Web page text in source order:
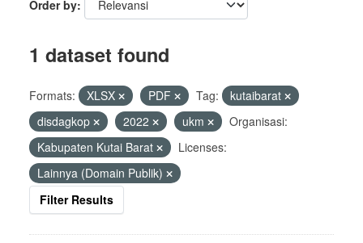
Order by
1 dataset found
Formats: XLSX PDF Tag:
kutaibarat
disdagkop
2022 ukm
Organisasi:
Kabupaten Kutai Barat
Licenses:
Lainnya (Domain Publik)
Filter Results